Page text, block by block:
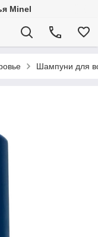
Minel
Шампуни для